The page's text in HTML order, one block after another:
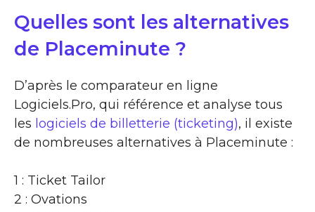
Quelles sont les alternatives
de Placeminute ?
D’après le comparateur en ligne
Logiciels.Pro, qui référence et analyse tous
les logiciels de billetterie (ticketing), il existe
de nombreuses alternatives à Placeminute :
1 : Ticket Tailor
2 : Ovations